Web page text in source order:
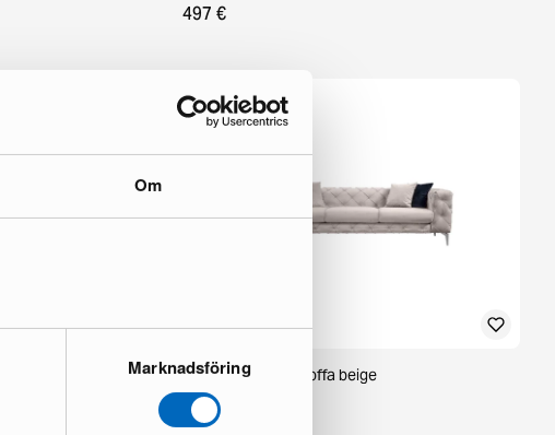
Om
Marknadsföring
497 €
Beachport 3-sits soffa beige
1 i lager ·
597 €